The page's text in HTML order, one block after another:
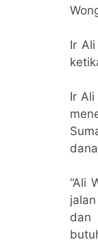
Ir
Ir
“Ali
dan